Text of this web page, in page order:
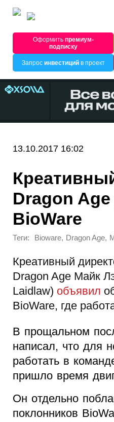
Оформитьпремиум-
подписку
Запрос инвестицийв проект
13.10.2017 16:02
Dragon
BioWare
Теги: Bioware, Dragon Age,
Креативный
Dragon Age Майк
Laidlaw) объявил
BioWare, где
В прощальном
написал, что для
работать в
пришло время
Он отдельно
поклонников